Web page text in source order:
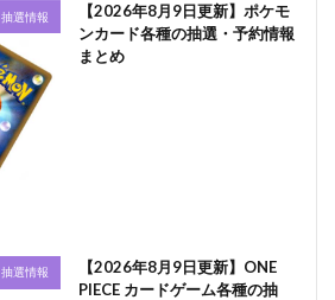
抽選情報
【2026年8月9日更新】ポケモ
ンカード各種の抽選・予約情報
まとめ
抽選情報
【2026年8月9日更新】ONE
PIECE カードゲーム各種の抽